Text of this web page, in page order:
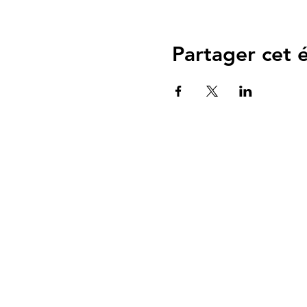
Partager cet